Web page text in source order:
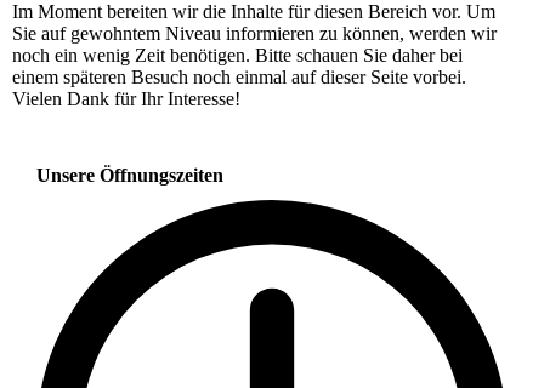
Im Moment bereiten wir die Inhalte für diesen Bereich vor. Um
Sie auf gewohntem Niveau informieren zu können, werden wir
noch ein wenig Zeit benötigen. Bitte schauen Sie daher bei
einem späteren Besuch noch einmal auf dieser Seite vorbei.
Vielen Dank für Ihr Interesse!
Unsere Öffnungszeiten